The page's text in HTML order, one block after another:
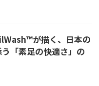
が描く、日本の
「素足の快適さ」の